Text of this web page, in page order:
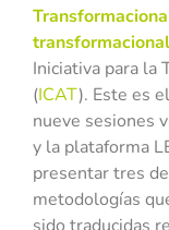
Iniciativa para la
(ICAT). Este es
nueve sesiones
y la plataforma
presentar tres
metodologías